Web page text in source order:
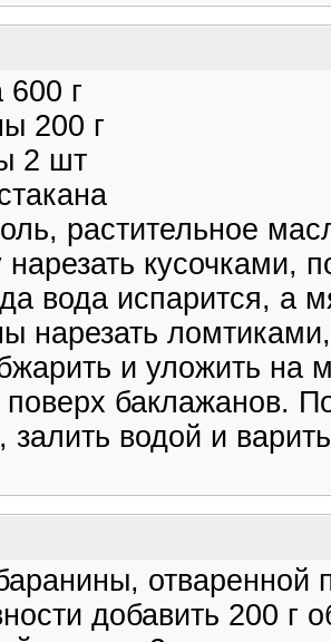
600 г
200 г
2 шт
растительное
кусочками,
вода испарится, а
нарезать
и уложить на
баклажанов.
залить водой и
отваренной
добавить 200 г